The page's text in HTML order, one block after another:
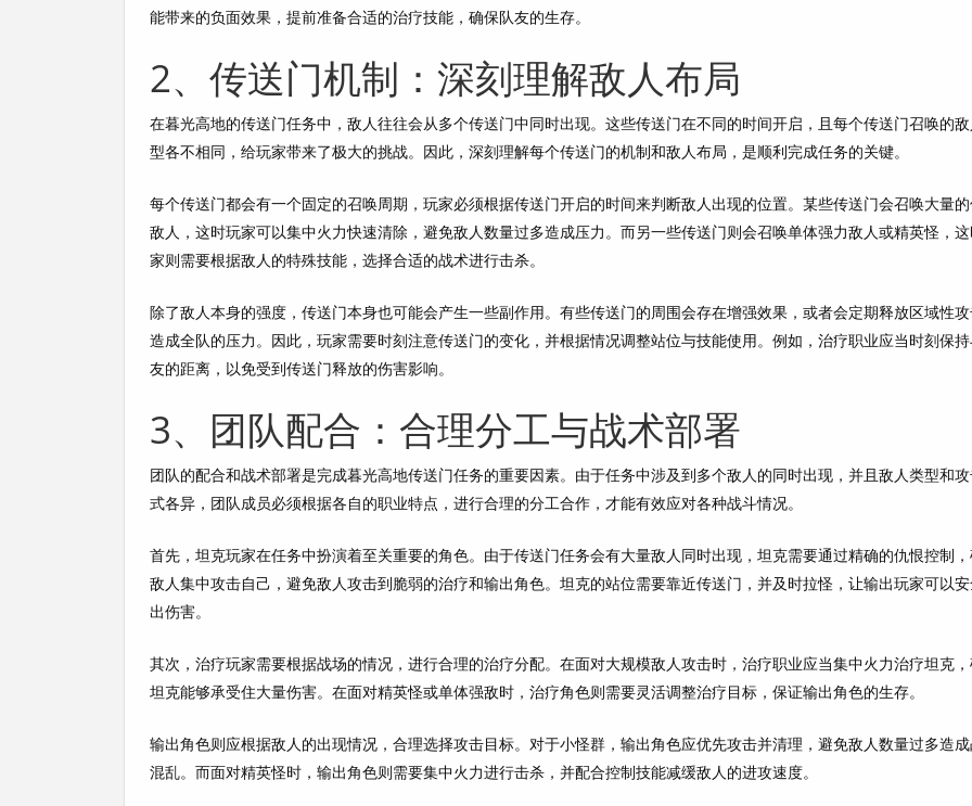
能带来的负面效果，提前准备合适的治疗技能，确保队友的生存。
2、传送门机制：深刻理解敌人布局
在暮光高地的传送门任务中，敌人往往会从多个传送门中同时出现。这些传送门在不同的时间开启，且每个传送门召唤的
型各不相同，给玩家带来了极大的挑战。因此，深刻理解每个传送门的机制和敌人布局，是顺利完成任务的关键。
每个传送门都会有一个固定的召唤周期，玩家必须根据传送门开启的时间来判断敌人出现的位置。某些传送门会召唤大量
敌人，这时玩家可以集中火力快速清除，避免敌人数量过多造成压力。而另一些传送门则会召唤单体强力敌人或精英怪，
家则需要根据敌人的特殊技能，选择合适的战术进行击杀。
除了敌人本身的强度，传送门本身也可能会产生一些副作用。有些传送门的周围会存在增强效果，或者会定期释放区域性攻
造成全队的压力。因此，玩家需要时刻注意传送门的变化，并根据情况调整站位与技能使用。例如，治疗职业应当时刻保
友的距离，以免受到传送门释放的伤害影响。
3、团队配合：合理分工与战术部署
团队的配合和战术部署是完成暮光高地传送门任务的重要因素。由于任务中涉及到多个敌人的同时出现，并且敌人类型和
式各异，团队成员必须根据各自的职业特点，进行合理的分工合作，才能有效应对各种战斗情况。
首先，坦克玩家在任务中扮演着至关重要的角色。由于传送门任务会有大量敌人同时出现，坦克需要通过精确的仇恨控制
敌人集中攻击自己，避免敌人攻击到脆弱的治疗和输出角色。坦克的站位需要靠近传送门，并及时拉怪，让输出玩家可以
出伤害。
其次，治疗玩家需要根据战场的情况，进行合理的治疗分配。在面对大规模敌人攻击时，治疗职业应当集中火力治疗坦克
坦克能够承受住大量伤害。在面对精英怪或单体强敌时，治疗角色则需要灵活调整治疗目标，保证输出角色的生存。
输出角色则应根据敌人的出现情况，合理选择攻击目标。对于小怪群，输出角色应优先攻击并清理，避免敌人数量过多造
混乱。而面对精英怪时，输出角色则需要集中火力进行击杀，并配合控制技能减缓敌人的进攻速度。